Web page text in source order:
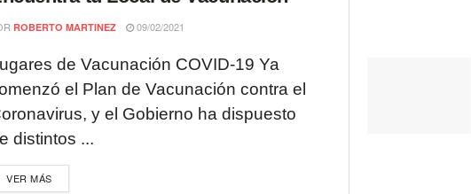
ROBERTO MARTINEZ 09/02/2021
de Vacunación COVID-19 Ya
el Plan de Vacunación contra el
y el Gobierno ha dispuesto
distintos ...
VER MÁS